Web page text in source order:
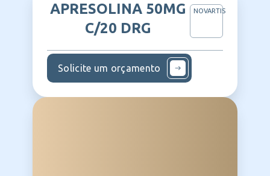
APRESOLINA 50MG
C/20 DRG
NOVARTIS
Solicite um orçamento